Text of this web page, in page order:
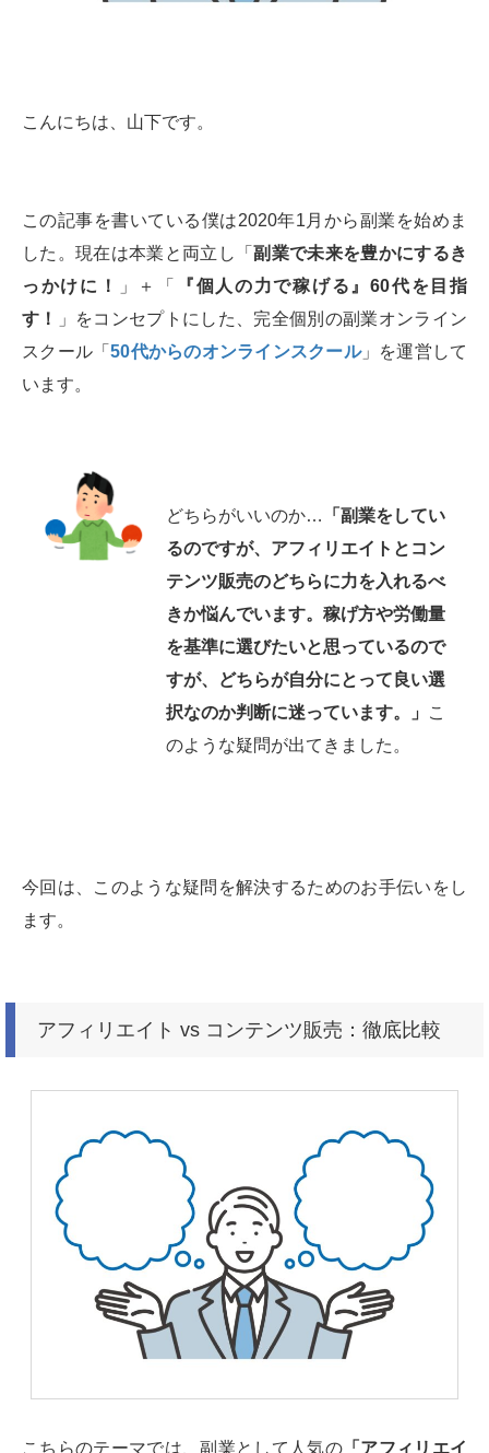
こんにちは、山下です。
この記事を書いている僕は2020年1月から副業を始めま
した。現在は本業と両立し「副業で未来を豊かにするき
っかけに！
」＋「
『個人の力で稼げる』60代を目指
す！
」をコンセプトにした、完全個別の副業オンライン
スクール「50代からのオンラインスクール」を運営して
います。
どちらがいいのか…
「副業をしてい
るのですが、アフィリエイトとコン
テンツ販売のどちらに力を入れるべ
きか悩んでいます。稼げ方や労働量
を基準に選びたいと思っているので
すが、どちらが自分にとって良い選
択なのか判断に迷っています。」
こ
のような疑問が出てきました。
今回は、このような疑問を解決するためのお手伝いをし
ます。
アフィリエイト vs コンテンツ販売：徹底比較
こちらのテーマでは、副業として人気の 「アフィリエイ